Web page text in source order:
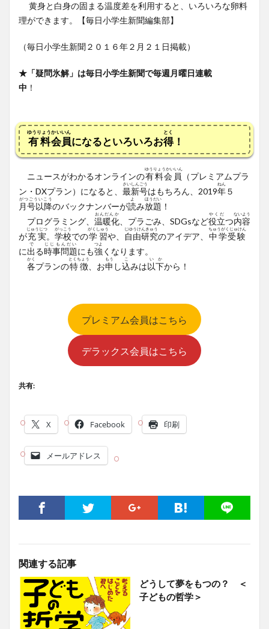
黄身と白身の固まる温度差を利用すると、いろいろな卵料
理ができます。【毎日小学生新聞編集部】
（毎日小学生新聞２０１６年２月２１日掲載）
★「疑問氷解」は毎日小学生新聞で毎週月曜日連載
中 ！
有料
ゆうりょう
会員
かいいん
になるといろいろお得
とく
！
ニュースがわかるオンラインの有料会員
ゆうりょうかいいん
（プレミアムプラ
ン・DXプラン） になると、 最新号
さいしんごう
はもちろん、2019年
ねん
５
月号以降
がつごういこう
のバックナンバーが読
よ
み放題
ほうだい
！
プログラミング、 温暖化
おんだんか
、プラごみ、SDGsなど役立
やくだ
つ内容
ないよう
が充実
じゅうじつ
。 学校
がっこう
での学習
がくしゅう
や、 自由研究
じゆうけんきゅう
のアイデア、 中学受験
ちゅうがくじゅけん
に出
で
る時事問題
じじもんだい
にも強
つよ
くなります。
各
かく
プランの特徴
とくちょう
、お申
もう
し込
こ
みは以下
いか
から！
プレミアム会員はこちら
デラックス会員はこちら
共有:
X Facebook 印刷
メールアドレス
関連する記事
どうして夢をもつの？ ＜
子どもの哲学＞